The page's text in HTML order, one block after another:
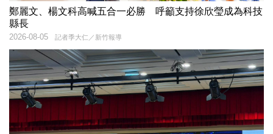
鄭麗文、楊文科高喊五合一必勝 呼籲支持徐欣瑩成為科技
縣長
記者季大仁／新竹報導
2026-08-05